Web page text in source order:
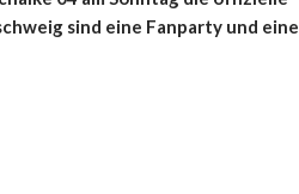
sind eine Fanparty und eine